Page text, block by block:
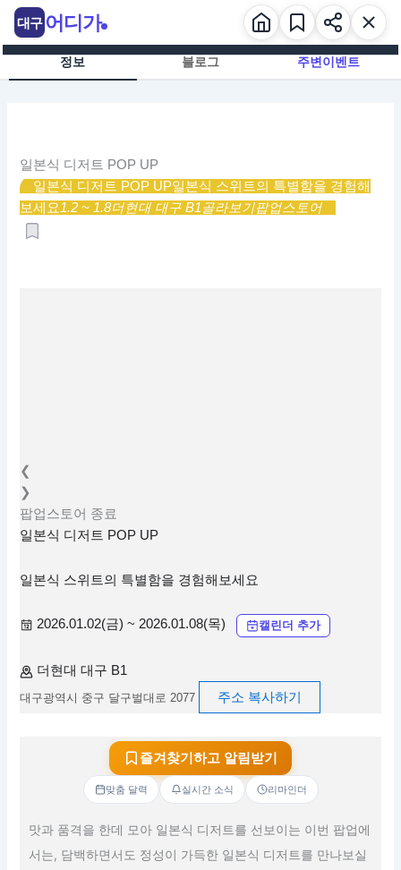
츠
정보 블로그 주변이벤트
일본식 디저트 POP UP
일본식 디저트 POP UP일본식 스위트의 특별함을 경험해
보세요1.2 ~ 1.8더현대 대구 B1골라보기팝업스토어
❮
❯
팝업스토어 종료
일본식 디저트 POP UP
일본식 스위트의 특별함을 경험해보세요
2026.01.02(금) ~ 2026.01.08(목) 캘린더 추가
더현대 대구 B1
대구광역시 중구 달구벌대로 2077 주소 복사하기
즐겨찾기하고 알림받기
맞춤 달력 실시간 소식 리마인더
맛과 품격을 한데 모아 일본식 디저트를 선보이는 이번 팝업에
서는, 담백하면서도 정성이 가득한 일본식 디저트를 만나보실
대구 어디가